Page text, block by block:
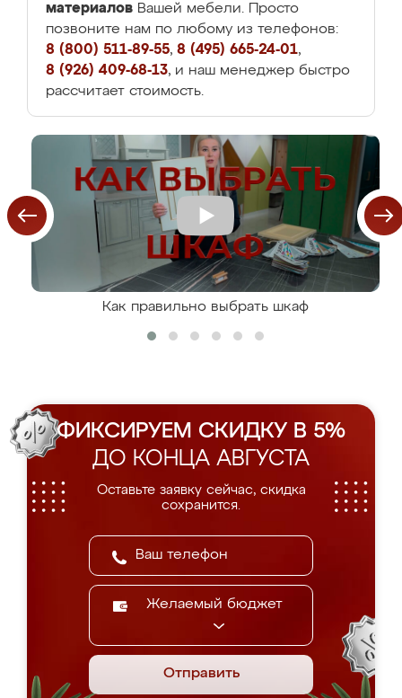
материалов Вашей мебели. Просто
позвоните нам по любому из телефонов:
8 (800) 511-89-55, 8 (495) 665-24-01,
8 (926) 409-68-13, и наш менеджер быстро
рассчитает стоимость.
Как правильно выбрать шкаф
ФИКСИРУЕМ СКИДКУ В 5%
ДО КОНЦА АВГУСТА
Оставьте заявку сейчас, скидка
сохранится.
Желаемый бюджет
Отправить